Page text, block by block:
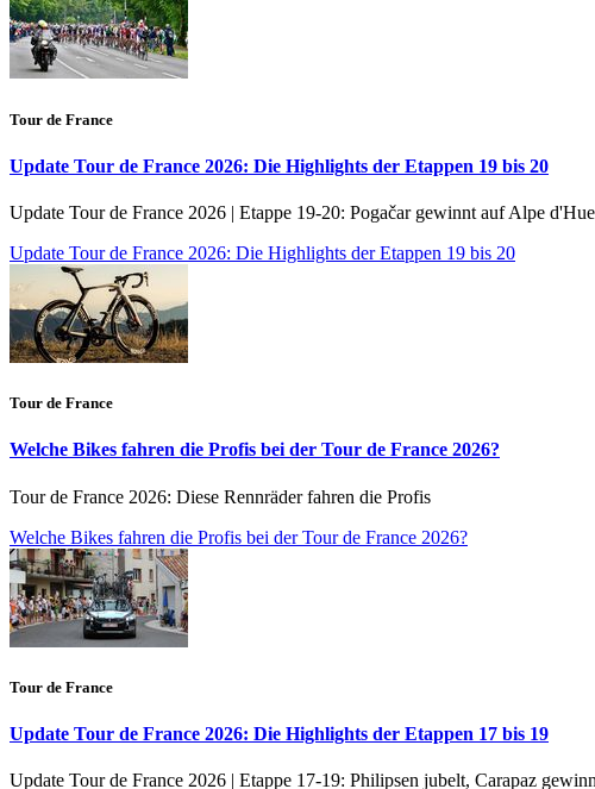
Tour de France
Update Tour de France 2026: Die Highlights der Etappen 19 bis 20
Update Tour de France 2026 | Etappe 19-20: Pogačar gewinnt auf Alpe
Update Tour de France 2026: Die Highlights der Etappen 19 bis 20
Tour de France
Welche Bikes fahren die Profis bei der Tour de France 2026?
Tour de France 2026: Diese Rennräder fahren die Profis
Welche Bikes fahren die Profis bei der Tour de France 2026?
Tour de France
Update Tour de France 2026: Die Highlights der Etappen 17 bis 19
Update Tour de France 2026 | Etappe 17-19: Philipsen jubelt, Carapaz